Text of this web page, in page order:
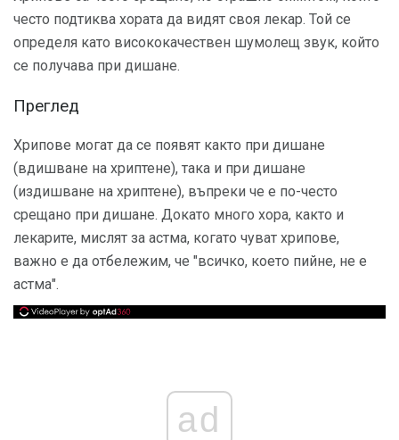
често подтиква хората да видят своя лекар. Той се
определя като висококачествен шумолещ звук, който
се получава при дишане.
Преглед
Хрипове могат да се появят както при дишане
(вдишване на хриптене), така и при дишане
(издишване на хриптене), въпреки че е по-често
срещано при дишане. Докато много хора, както и
лекарите, мислят за астма, когато чуват хрипове,
важно е да отбележим, че "всичко, което пийне, не е
астма".
ad